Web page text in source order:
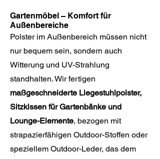
Gartenmöbel – Komfort für
Außenbereiche
Polster im Außenbereich müssen nicht
nur bequem sein, sondern auch
Witterung und UV-Strahlung
standhalten. Wir fertigen
maßgeschneiderte Liegestuhlpolster,
Sitzkissen für Gartenbänke und
Lounge-Elemente, bezogen mit
strapazierfähigen Outdoor-Stoffen oder
speziellem Outdoor-Leder, das dem